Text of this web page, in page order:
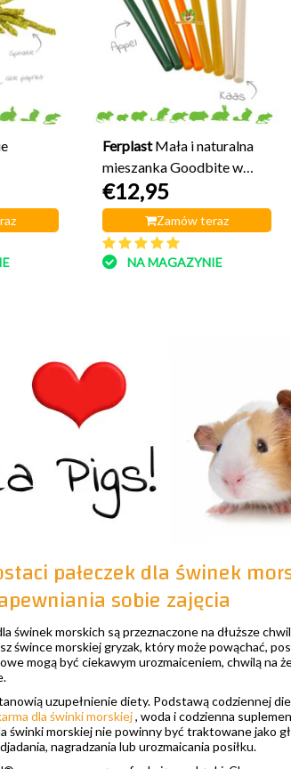
Ferplast Mała i naturalna
mieszanka Goodbite w
sztyfcie
€12,95
Zamów teraz
NA MAGAZYNIE
pałeczek dla świnek
sobie zajęcia
świnek morskich są przeznaczone na dłuższe
śwince morskiej gryzak, który może powąchać,
mogą być ciekawym urozmaiceniem, chwilą na
uzupełnienie diety. Podstawą codziennej
dla świnki morskiej, woda i codzienna
świnki morskiej nie powinny być traktowane jako
nagradzania lub urozmaicania posiłku.